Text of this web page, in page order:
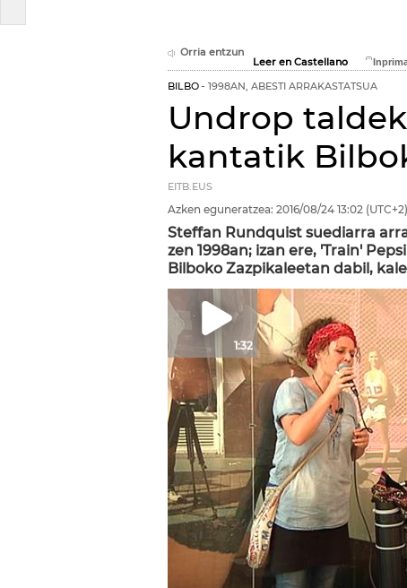
Orria entzun
Leer en Castellano
BILBO 1998AN, ABESTI ARRAKASTATSUA
Undrop
kantatik
EITB.EUS
Azken eguneratzea: 2016/08/24 13:02 (UTC+2)
Steffan Rundquist suediarra
zen 1998an; izan ere, 'Train'
Bilboko Zazpikaleetan dabil,
1:32